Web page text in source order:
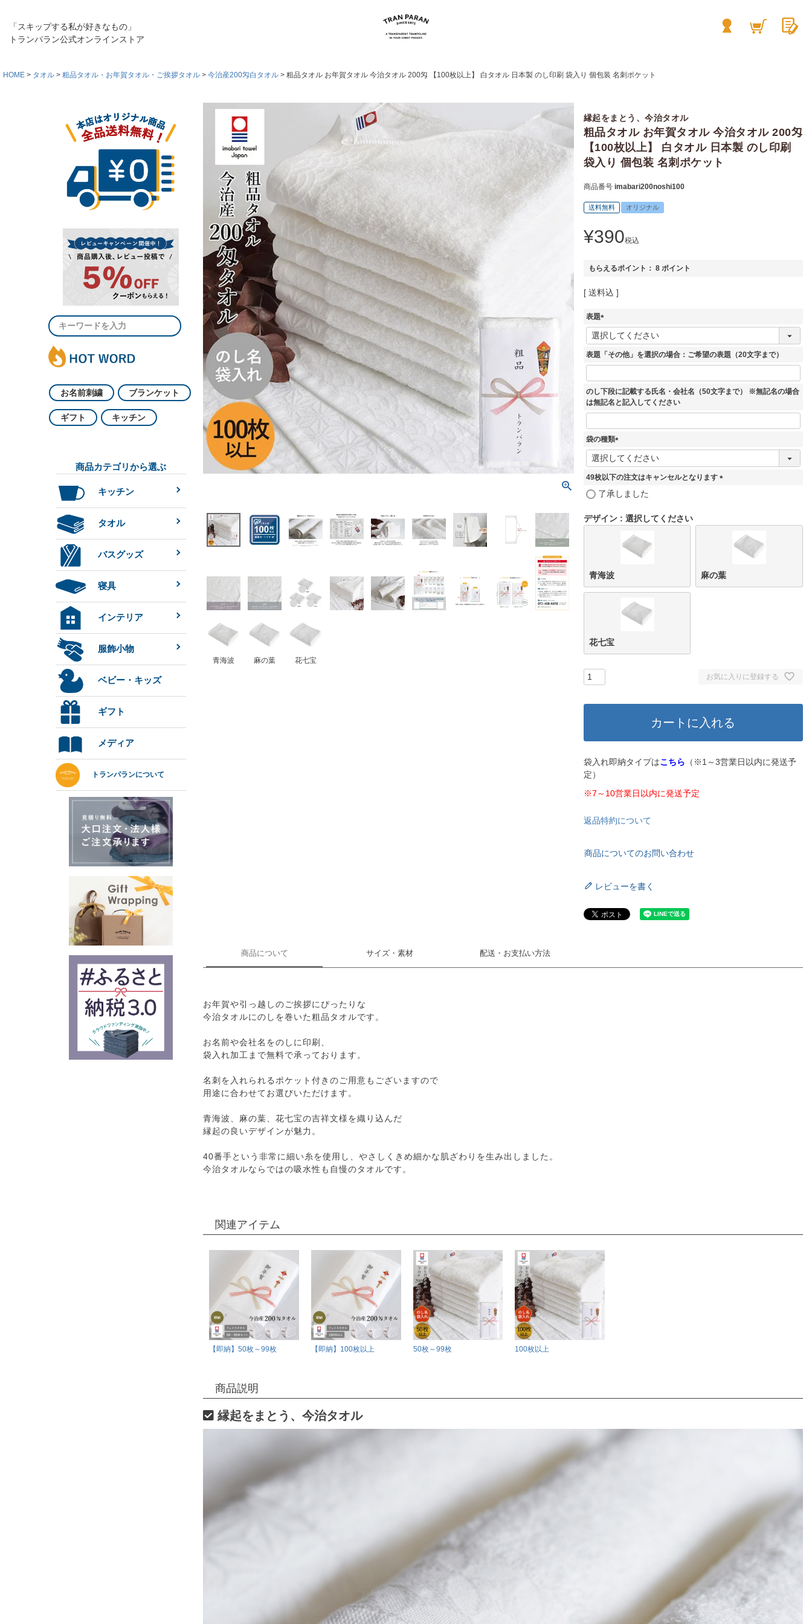
「スキップする私が好きなもの」
トランパラン公式オンラインストア
HOME タオル 粗品タオル・お年賀タオル・ご挨拶タオル 今治産200匁白タオル 粗品タオル お年賀タオル 今治タオル 200匁 【100枚以上】 白タオル 日本製 のし印刷 袋入り 個包装 名刺ポケット
お名前刺繍 ブランケット
ギフト キッチン
商品カテゴリから選ぶ
キッチン
タオル
バスグッズ
寝具
インテリア
服飾小物
ベビー・キッズ
ギフト
メディア
トランパランについて
青海波 麻の葉 花七宝
縁起をまとう、今治タオル
粗品タオル お年賀タオル 今治タオル 200匁
【100枚以上】 白タオル 日本製 のし印刷
袋入り 個包装 名刺ポケット
商品番号 imabari200noshi100
送料無料 オリジナル
¥390税込
もらえるポイント： 8 ポイント
送料込
表題
(
必
須
表題「その他」を選択の場合：ご希望の表題（20文字まで）
のし下段に記載する氏名・会社名（50文字まで） ※無記名の場合
は無記名と記入してください
袋の種類
(
必
須
49枚以下の注文はキャンセルとなります
)
了承しました
デザイン 選択してください
青海波 麻の葉
花七宝
お気に入りに登録する
カートに入れる
袋入れ即納タイプはこちら （※1～3営業日以内に発送予
定）
※7～10営業日以内に発送予定
返品特約について
商品についてのお問い合わせ
レビューを書く
商品について サイズ・素材 配送・お支払い方法
お年賀や引っ越しのご挨拶にぴったりな
今治タオルにのしを巻いた粗品タオルです。
お名前や会社名をのしに印刷、
袋入れ加工まで無料で承っております。
名刺を入れられるポケット付きのご用意もございますので
用途に合わせてお選びいただけます。
青海波、麻の葉、花七宝の吉祥文様を織り込んだ
縁起の良いデザインが魅力。
40番手という非常に細い糸を使用し、やさしくきめ細かな肌ざわりを生み出しました。
今治タオルならではの吸水性も自慢のタオルです。
関連アイテム
【即納】50枚～99枚 【即納】100枚以上 50枚～99枚 100枚以上
商品説明
縁起をまとう、今治タオル